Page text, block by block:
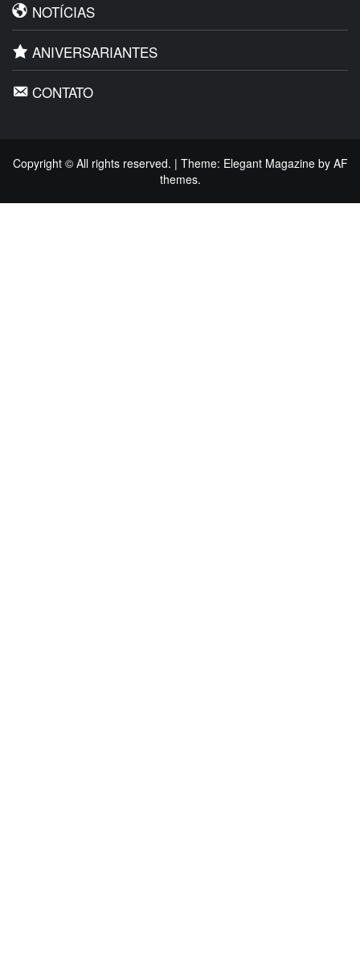
NOTÍCIAS
ANIVERSARIANTES
CONTATO
Copyright © All rights reserved. | Theme: Elegant Magazineby AF
themes.